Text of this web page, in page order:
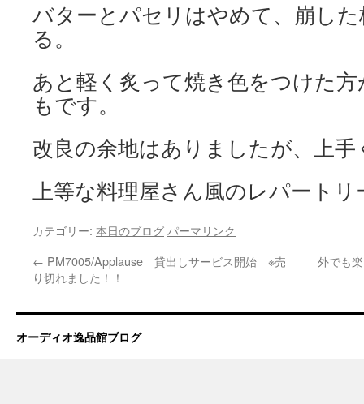
バターとパセリはやめて、崩し
る。
あと軽く炙って焼き色をつけた
もです。
改良の余地はありましたが、上
上等な料理屋さん風のレパート
カテゴリー: 本日のブログ パーマリンク
← PM7005/Applause 貸出しサービス開始 ※売
り切れました！！
外でも
オーディオ逸品館ブログ